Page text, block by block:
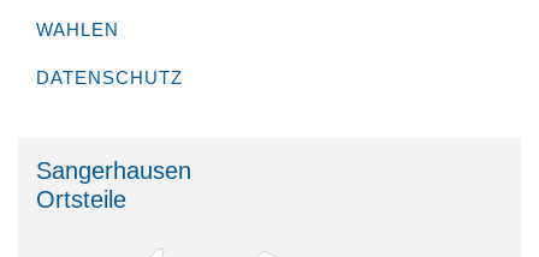
WAHLEN
DATENSCHUTZ
Sangerhausen
Ortsteile